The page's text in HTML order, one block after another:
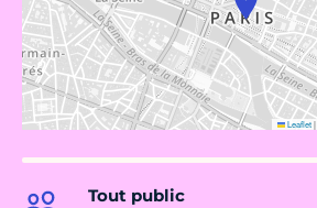
Leaflet|
Tout public